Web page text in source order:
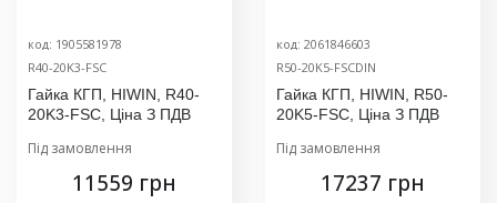
код: 1905581978
R40-20K3-FSC
Гайка КГП, HIWIN, R40-
20K3-FSC, Ціна З ПДВ
Під замовлення
11559 грн
код: 2061846603
R50-20K5-FSCDIN
Гайка КГП, HIWIN, R50-
20K5-FSC, Ціна З ПДВ
Під замовлення
17237 грн